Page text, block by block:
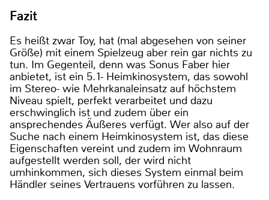
Fazit
Es heißt zwar Toy, hat (mal abgesehen von seiner
Größe) mit einem Spielzeug aber rein gar nichts zu
tun. Im Gegenteil, denn was Sonus Faber hier
anbietet, ist ein 5.1- Heimkinosystem, das sowohl
im Stereo- wie Mehrkanaleinsatz auf höchstem
Niveau spielt, perfekt verarbeitet und dazu
erschwinglich ist und zudem über ein
ansprechendes Äußeres verfügt. Wer also auf der
Suche nach einem Heimkinosystem ist, das diese
Eigenschaften vereint und zudem im Wohnraum
aufgestellt werden soll, der wird nicht
umhinkommen, sich dieses System einmal beim
Händler seines Vertrauens vorführen zu lassen.